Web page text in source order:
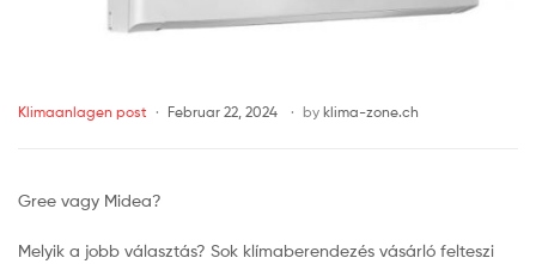
Klimaanlagen post Februar 22, 2024 by klima-zone.ch
Gree vagy Midea?
Melyik a jobb választás? Sok klímaberendezés vásárló felteszi